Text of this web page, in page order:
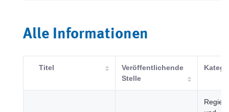
Alle Informationen
Titel
Veröffentlichende
Stelle